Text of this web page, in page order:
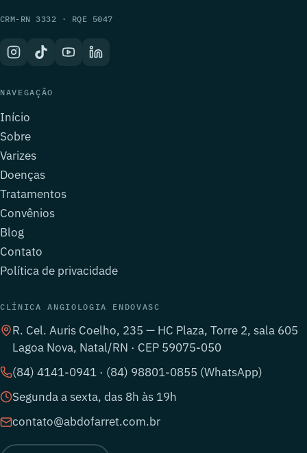
CRM-RN 3332 · RQE 5047
NAVEGAÇÃO
Início
Sobre
Varizes
Doenças
Tratamentos
Convênios
Blog
Contato
Política de privacidade
CLÍNICA ANGIOLOGIA ENDOVASC
R. Cel. Auris Coelho, 235 — HC Plaza, Torre 2, sala 605
Lagoa Nova, Natal/RN · CEP 59075-050
(84) 4141-0941 · (84) 98801-0855 (WhatsApp)
Segunda a sexta, das 8h às 19h
contato@abdofarret.com.br